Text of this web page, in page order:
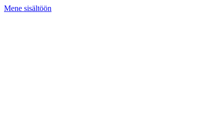
Mene sisältöön